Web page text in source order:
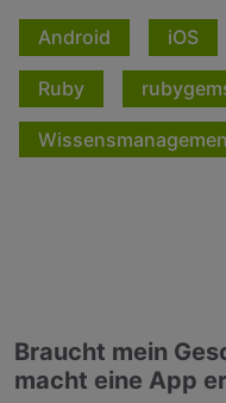
Android iOS
Ruby
Braucht mein
macht eine App